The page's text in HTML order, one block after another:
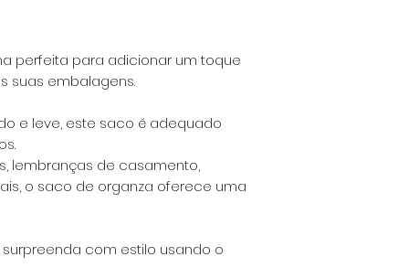
perfeita para adicionar um toque
suas embalagens.
e leve, este saco é adequado
lembranças de casamento,
o saco de organza oferece uma
com estilo usando o